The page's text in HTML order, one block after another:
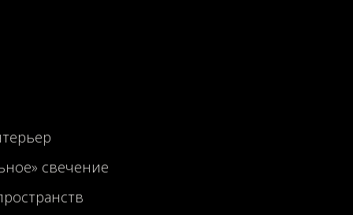
свечение